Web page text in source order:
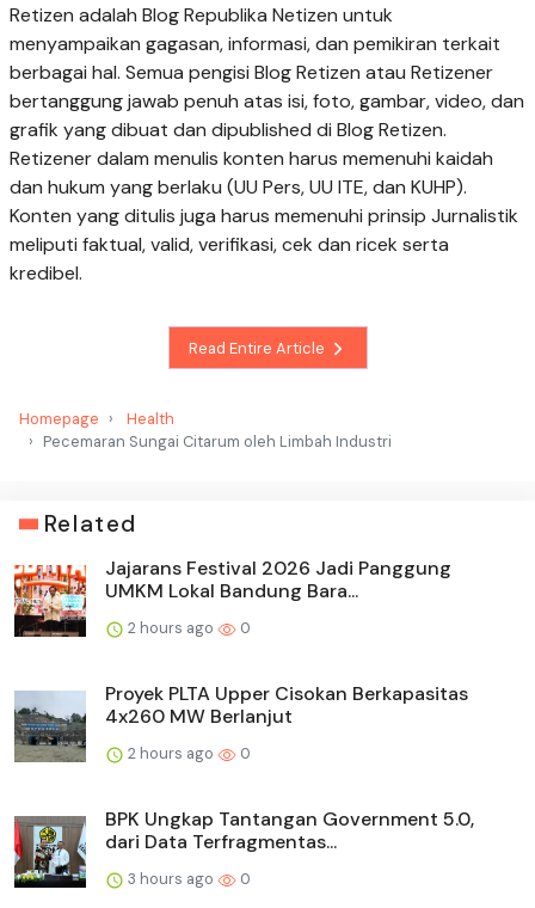
Retizen adalah Blog Republika Netizen untuk
menyampaikan gagasan, informasi, dan pemikiran terkait
berbagai hal. Semua pengisi Blog Retizen atau Retizener
bertanggung jawab penuh atas isi, foto, gambar, video, dan
grafik yang dibuat dan dipublished di Blog Retizen.
Retizener dalam menulis konten harus memenuhi kaidah
dan hukum yang berlaku (UU Pers, UU ITE, dan KUHP).
Konten yang ditulis juga harus memenuhi prinsip Jurnalistik
meliputi faktual, valid, verifikasi, cek dan ricek serta
kredibel.
Read Entire Article
Homepage
Health
Pecemaran Sungai Citarum oleh Limbah Industri
Related
Jajarans Festival 2026 Jadi Panggung
UMKM Lokal Bandung Bara...
2 hours ago 0
Proyek PLTA Upper Cisokan Berkapasitas
4x260 MW Berlanjut
2 hours ago 0
BPK Ungkap Tantangan Government 5.0,
dari Data Terfragmentas...
3 hours ago 0